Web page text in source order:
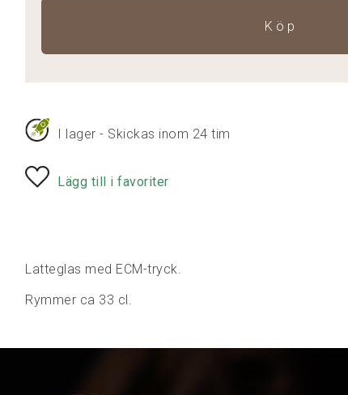
Köp
I lager - Skickas inom 24 tim
Lägg till i favoriter
Latteglas med ECM-tryck.
Rymmer ca 33 cl.